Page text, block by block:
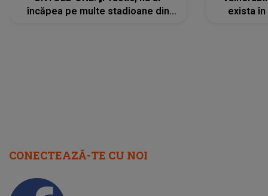
încăpea pe multe stadioane din
exista
CONECTEAZĂ-TE CU NOI